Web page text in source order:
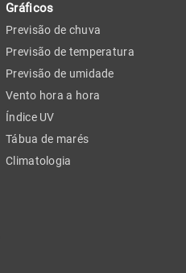
Gráficos
Previsão de chuva
Previsão de temperatura
Previsão de umidade
Vento hora a hora
Índice UV
Tábua de marés
Climatologia